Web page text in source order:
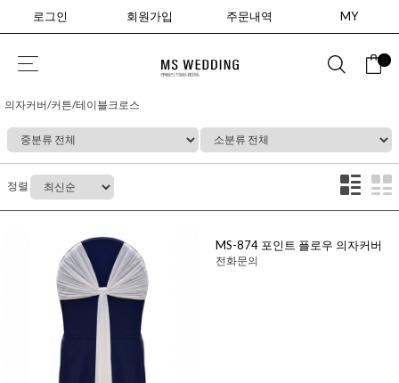
로그인 회원가입 주문내역 MY
0
의자커버/커튼/테이블크로스
정렬
MS-874 포인트 플로우 의자커버
전화문의